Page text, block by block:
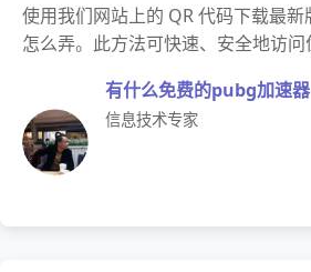
使用我们网站上的 QR 代码下载最
怎么弄。此方法可快速、安全地访问
有什么免费的pubg加速器
信息技术专家